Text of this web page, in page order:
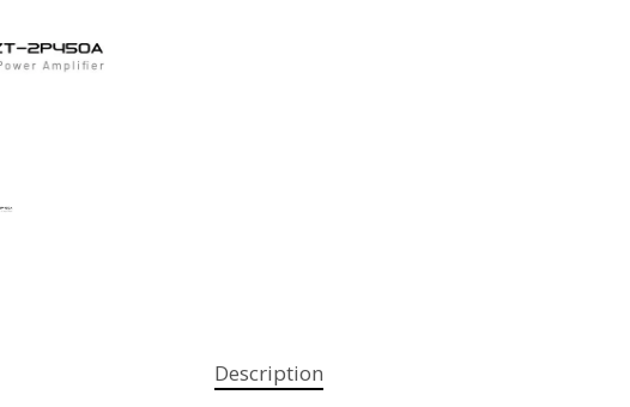
Description